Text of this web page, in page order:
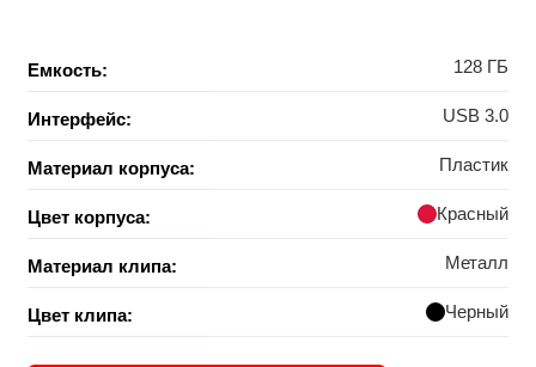
Емкость: 128 ГБ
Интерфейс: USB 3.0
Материал корпуса: Пластик
Цвет корпуса: Красный
Материал клипа: Металл
Цвет клипа: Черный